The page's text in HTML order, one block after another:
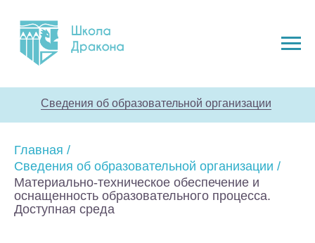
Сведения об образовательной организации
Главная /
Сведения об образовательной организации /
Материально-техническое обеспечение и
оснащенность образовательного процесса.
Доступная среда